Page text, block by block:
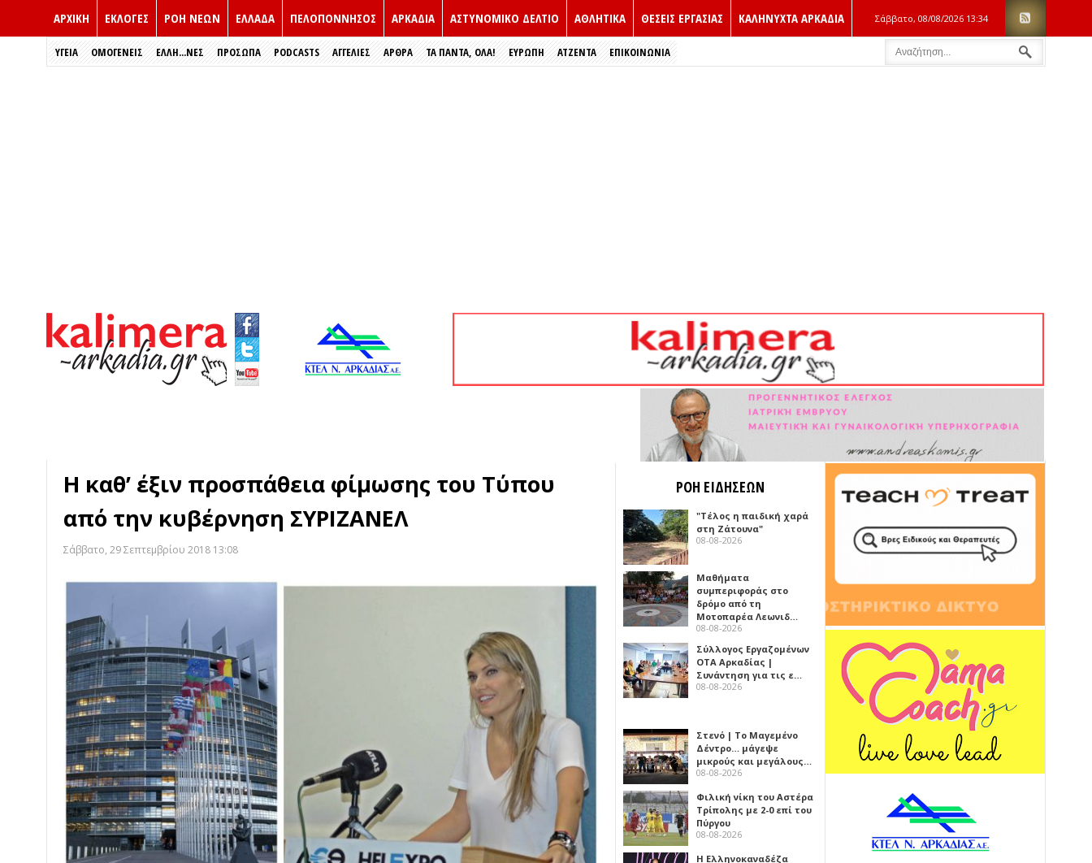
ΑΡΧΙΚΗ ΕΚΛΟΓΈΣ ΡΟΗ ΝΕΩΝ ΕΛΛΑΔΑ ΠΕΛΟΠΟΝΝΗΣΟΣ ΑΡΚΑΔΙΑ ΑΣΤΥΝΟΜΙΚΟ ΔΕΛΤΙΟ ΑΘΛΗΤΙΚΑ ΘΕΣΕΙΣ ΕΡΓΑΣΙΑΣ ΚΑΛΗΝΥΧΤΑ ΑΡΚΑΔΙΑ Σάββατο, 08/08/2026 13:34
ΥΓΕΙΑ ΟΜΟΓΕΝΕΙΣ ΈΛΛΗ...ΝΕΣ ΠΡΌΣΩΠΑ PODCASTS ΑΓΓΕΛΙΕΣ ΑΡΘΡΑ ΤΑ ΠΑΝΤΑ, ΟΛΑ! ΕΥΡΏΠΗ ΑΤΖΕΝΤΑ ΕΠΙΚΟΙΝΩΝΙΑ
Η καθ’ έξιν προσπάθεια φίμωσης του Τύπου
από την κυβέρνηση ΣΥΡΙΖΑΝΕΛ
Σάββατο, 29 Σεπτεμβρίου 2018 13:08
ΡΟΗ ΕΙΔΗΣΕΩΝ
"Τέλος η παιδική χαρά
στη Ζάτουνα"
08-08-2026
Μαθήματα
συμπεριφοράς στο
δρόμο από τη
Μοτοπαρέα Λεωνιδ…
08-08-2026
Σύλλογος Εργαζομένων
ΟΤΑ Αρκαδίας |
Συνάντηση για τις ε…
08-08-2026
Στενό | Το Μαγεμένο
Δέντρο… μάγεψε
μικρούς και μεγάλους…
08-08-2026
Φιλική νίκη του Αστέρα
Τρίπολης με 2-0 επί του
Πύργου
08-08-2026
Η Ελληνοκαναδέζα